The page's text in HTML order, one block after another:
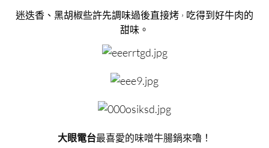
迷迭香、黑胡椒些許先調味過後直接烤 ， 吃得到好牛肉的
甜味。
大眼電台最喜愛的味噌牛腸鍋來嚕！